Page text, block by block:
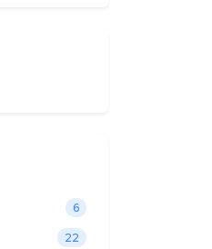
6
22